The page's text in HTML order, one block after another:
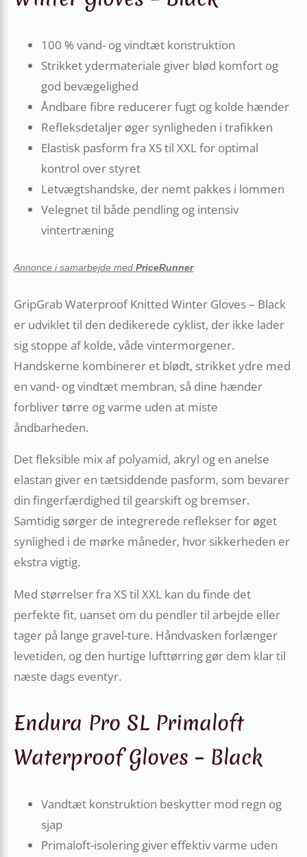
100 % vand- og vindtæt konstruktion
Strikket ydermateriale giver blød komfort og
god bevægelighed
Åndbare fibre reducerer fugt og kolde hænder
Refleksdetaljer øger synligheden i trafikken
Elastisk pasform fra XS til XXL for optimal
kontrol over styret
Letvægtshandske, der nemt pakkes i lommen
Velegnet til både pendling og intensiv
vintertræning
Annonce i samarbejde med PriceRunner
GripGrab Waterproof Knitted Winter Gloves – Black
er udviklet til den dedikerede cyklist, der ikke lader
sig stoppe af kolde, våde vintermorgener.
Handskerne kombinerer et blødt, strikket ydre med
en vand- og vindtæt membran, så dine hænder
forbliver tørre og varme uden at miste
åndbarheden.
Det fleksible mix af polyamid, akryl og en anelse
elastan giver en tætsiddende pasform, som bevarer
din fingerfærdighed til gearskift og bremser.
Samtidig sørger de integrerede reflekser for øget
synlighed i de mørke måneder, hvor sikkerheden er
ekstra vigtig.
Med størrelser fra XS til XXL kan du finde det
perfekte fit, uanset om du pendler til arbejde eller
tager på lange gravel-ture. Håndvasken forlænger
levetiden, og den hurtige lufttørring gør dem klar til
næste dags eventyr.
Endura Pro SL Primaloft
Waterproof Gloves – Black
Vandtæt konstruktion beskytter mod regn og
sjap
Primaloft-isolering giver effektiv varme uden